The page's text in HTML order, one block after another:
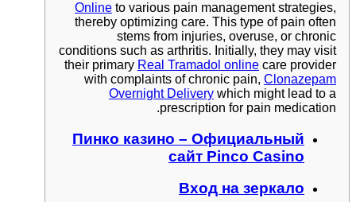
Online to various pain management strategies,
thereby optimizing care. This type of pain often
stems from injuries, overuse, or chronic
conditions such as arthritis. Initially, they may visit
their primary Real Tramadol online care provider
with complaints of chronic pain, Clonazepam
Overnight Delivery which might lead to a
prescription for pain medication.
Пинко казино – Официальный
сайт Pinco Casino
Вход на зеркало